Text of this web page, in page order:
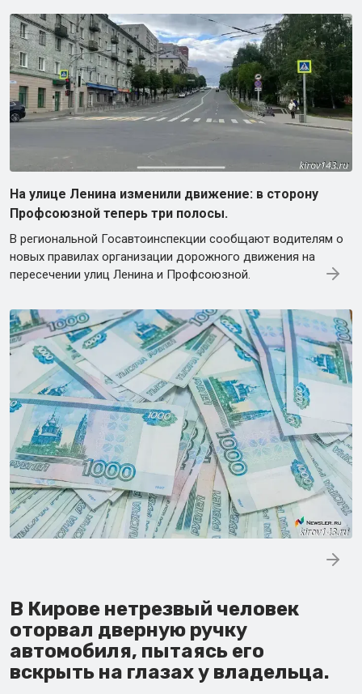
На улице Ленина изменили движение: в сторону
Профсоюзной теперь три полосы.
В региональной Госавтоинспекции сообщают водителям о
новых правилах организации дорожного движения на
пересечении улиц Ленина и Профсоюзной.
В Кирове нетрезвый человек
оторвал дверную ручку
автомобиля, пытаясь его
вскрыть на глазах у владельца.